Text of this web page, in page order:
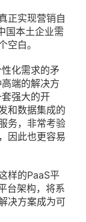
正实现营销自
国本土企业需
空白。
化需求的矛
端的解决方
强大的开
和数据集成的
务，非常考验
因此也更容易
样的PaaS平
台架构，将系
决方案成为可